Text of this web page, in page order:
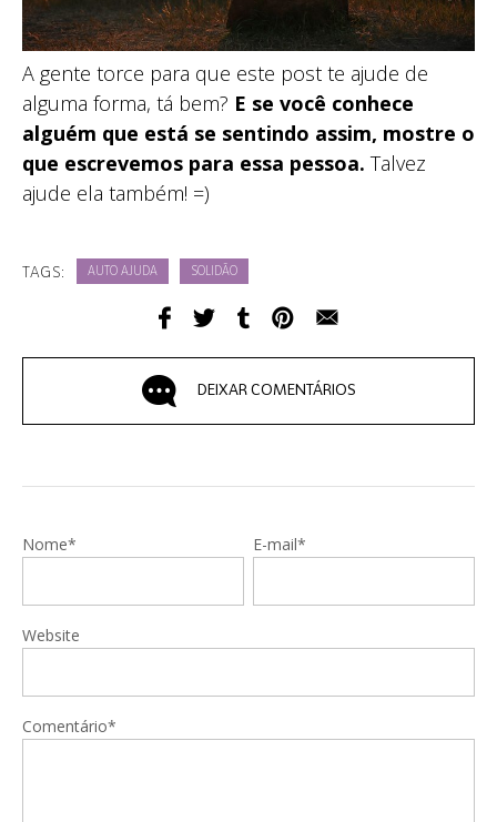
A gente torce para que este post te ajude de
alguma forma, tá bem? E se você conhece
alguém que está se sentindo assim, mostre o
que escrevemos para essa pessoa. Talvez
ajude ela também! =)
TAGS: AUTO AJUDA SOLIDÃO
DEIXAR COMENTÁRIOS
Nome* E-mail*
Website
Comentário*